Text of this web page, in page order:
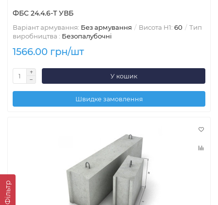
Фільтр
ФБС 24.4.6-Т УВБ
Варіант армування: Без армування Висота H1: 60
Тип
виробництва : Безопалубочні
1566.00 грн/шт
У кошик
Швидке замовлення